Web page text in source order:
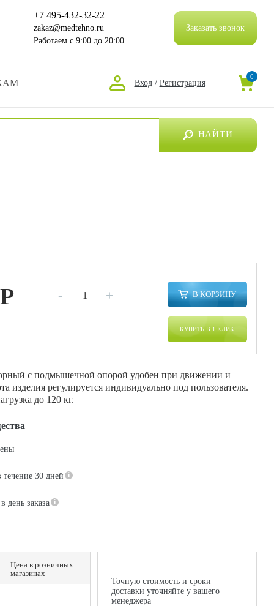
+7 495-432-32-22
zakaz@medtehno.ru
Работаем с 9:00 до 20:00
Заказать звонок
Вход / Регистрация
0
НАЙТИ
P - + В КОРЗИНУ
КУПИТЬ В 1 КЛИК
с подмышечной опорой удобен при движении и
изделия регулируется индивидуально под пользователя.
до 120 кг.
течение 30 дней
день заказа
Цена в розничных
магазинах
Точную стоимость и сроки
доставки уточняйте у вашего
менеджера